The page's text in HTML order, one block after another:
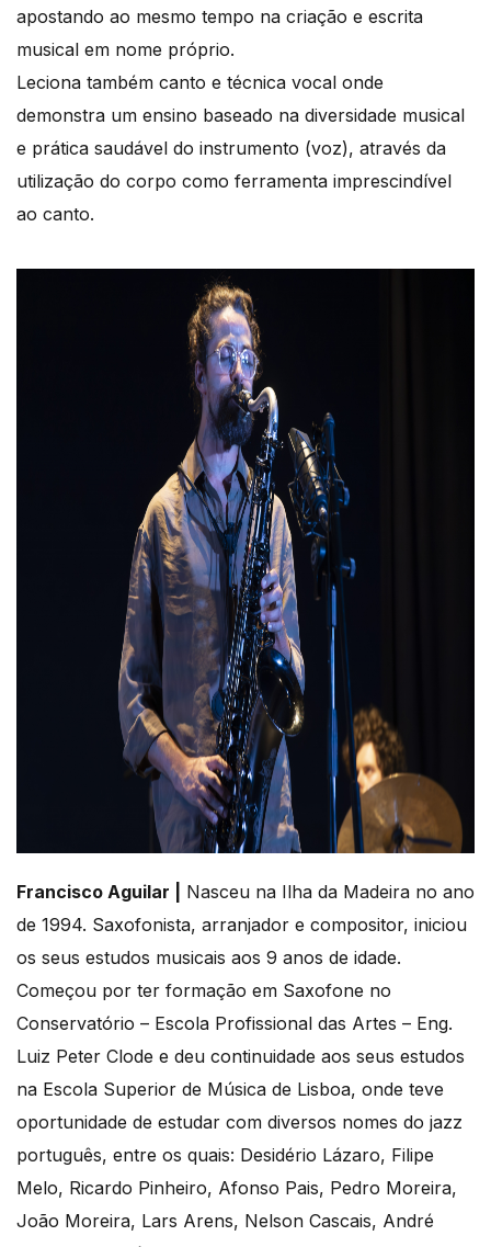
apostando ao mesmo tempo na criação e escrita
musical em nome próprio.
Leciona também canto e técnica vocal onde
demonstra um ensino baseado na diversidade musical
e prática saudável do instrumento (voz), através da
utilização do corpo como ferramenta imprescindível
ao canto.
Francisco Aguilar |
Nasceu na Ilha da Madeira no ano
de 1994. Saxofonista, arranjador e compositor, iniciou
os seus estudos musicais aos 9 anos de idade.
Começou por ter formação em Saxofone no
Conservatório – Escola Profissional das Artes – Eng.
Luiz Peter Clode e deu continuidade aos seus estudos
na Escola Superior de Música de Lisboa, onde teve
oportunidade de estudar com diversos nomes do jazz
português, entre os quais: Desidério Lázaro, Filipe
Melo, Ricardo Pinheiro, Afonso Pais, Pedro Moreira,
João Moreira, Lars Arens, Nelson Cascais, André